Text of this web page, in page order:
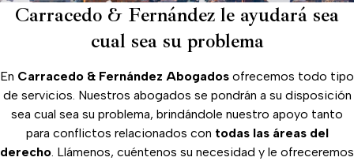
Carracedo & Fernández le ayudará sea
cual sea su problema
En Carracedo & Fernández Abogados ofrecemos todo tipo
de servicios. Nuestros abogados se pondrán a su disposición
sea cual sea su problema, brindándole nuestro apoyo tanto
para conflictos relacionados con todas las áreas del
derecho. Llámenos, cuéntenos su necesidad y le ofreceremos